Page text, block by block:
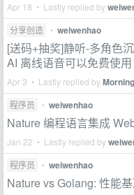
Apr 18 • Lastly replied by
分享创造 • weiwenhao
[送码+抽奖]静听-多角色
AI 离线语音可以免费使用
Apr 3 • Lastly replied by
程序员 • weiwenhao
Nature 编程语言集成
Jan 22 • Lastly replied by
程序员 • weiwenhao
Nature vs Golang: 性能